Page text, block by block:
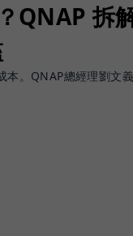
QNAP 拆
。QNAP總經理劉文